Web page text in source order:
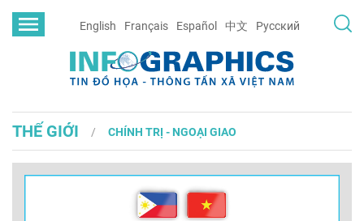
English Français Español 中文 Русский
THẾ GIỚI CHÍNH TRỊ - NGOẠI GIAO